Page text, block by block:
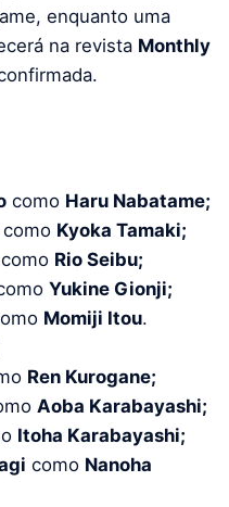
enquanto uma
na revista Monthly
como Haru Nabatame;
como Kyoka Tamaki;
como Rio Seibu;
Yukine Gionji;
Momiji Itou.
Ren Kurogane;
Aoba Karabayashi;
Itoha Karabayashi;
como Nanoha